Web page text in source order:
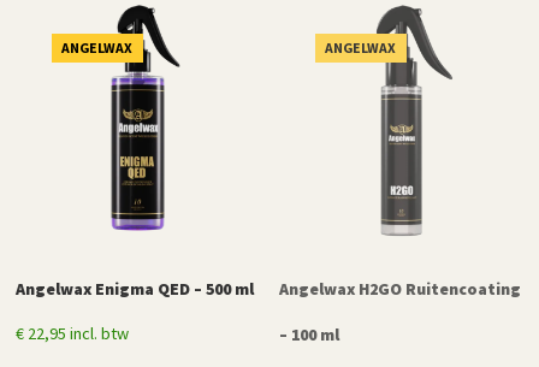
ANGELWAX
Angelwax Enigma QED – 500 ml
€ 22,95 incl. btw
ANGELWAX
Angelwax H2GO Ruitencoating
– 100 ml